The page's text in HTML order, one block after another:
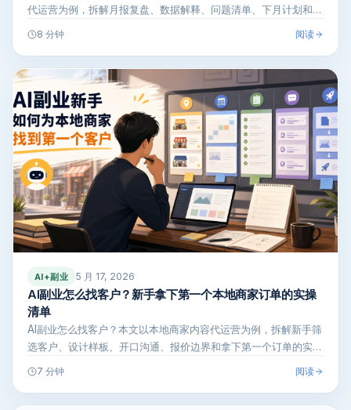
代运营为例，拆解月报复盘、数据解释、问题清单、下月计划和续
8 分钟 阅读
AI+副业 5 月 17, 2026
AI副业怎么找客户？新手拿下第一个本地商家订单的实操
清单
AI副业怎么找客户？本文以本地商家内容代运营为例，拆解新手筛
选客户、设计样板、开口沟通、报价边界和拿下第一个订单的实操
7 分钟 阅读